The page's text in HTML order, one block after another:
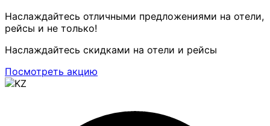
Наслаждайтесь отличными предложениями на отели,
рейсы и не только!
Наслаждайтесь скидками на отели и рейсы
Посмотреть акцию